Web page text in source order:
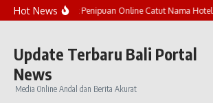
Lewati ke konten
Hot NewsMarak Penipuan Online Catut Nama Hotel
Update Terbaru Bali Portal
News
Media Online Andal dan Berita Akurat